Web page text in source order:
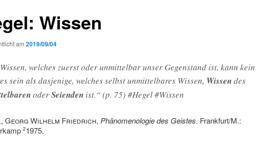
Wissen
am 2019/09/04
welches zuerst oder unmittelbar unser Gegenstand ist, kann kein
sein als dasjenige, welches selbst unmittelbares Wissen, Wissen des
oderSeienden ist.“ (p. 75) #Hegel #Wissen
Georg Wilhelm Friedrich, Phänomenologie des Geistes. Frankfurt/M.:
21975.